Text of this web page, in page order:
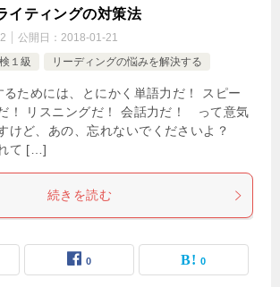
イティングの対策法
公開日： 2018-01-21
１級 リーディングの悩みを解決する
ためには、とにかく単語力だ！ スピー
！ リスニングだ！ 会話力だ！ って意気
けど、あの、忘れないでくださいよ？
て […]
続きを読む
0 0